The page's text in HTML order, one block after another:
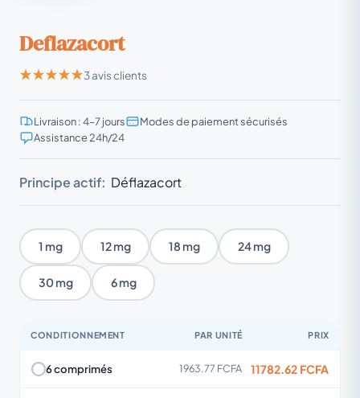
Deflazacort
3 avis clients
Livraison : 4–7 jours
Modes de paiement sécurisés
Assistance 24h/24
Principe actif: Déflazacort
1 mg 12 mg 18 mg 24 mg
30 mg 6 mg
CONDITIONNEMENT PAR UNITÉ PRIX
6 comprimés 1963.77 FCFA 11782.62 FCFA